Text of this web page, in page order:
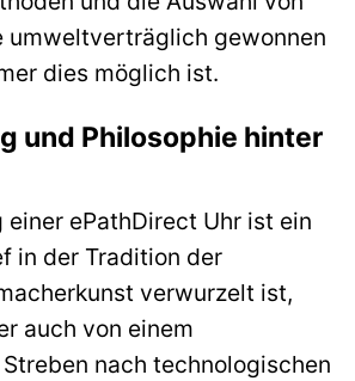
umweltverträglich gewonnen
dies möglich ist.
und Philosophie hinter
einer ePathDirect Uhr ist ein
in der Tradition der
verwurzelt ist,
auch von einem
nach technologischen